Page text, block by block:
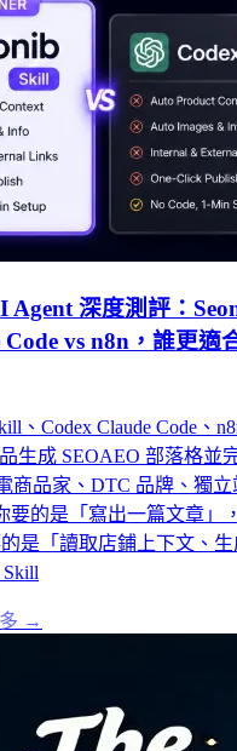
Agent 深度測評：
Code vs n8n，誰更適
、Codex Claude Code、
生成 SEOAEO 部落格並
商品家、DTC 品牌、獨
要的是「寫出一篇文章」
是「讀取店鋪上下文、生
Skill
→